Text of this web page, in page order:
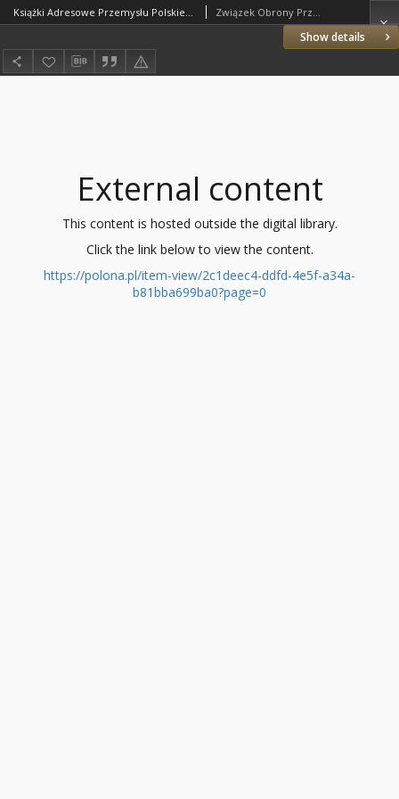
Show details
Książki Adresowe Przemysłu Polskiego. Z. 1, Przemysł Graficzny i Papierniczy Związek Obrony Przemysłu Polskiego
External content
This content is hosted outside the digital library.
Click the link below to view the content.
https://polona.pl/item-view/2c1deec4-ddfd-4e5f-a34a-
b81bba699ba0?page=0